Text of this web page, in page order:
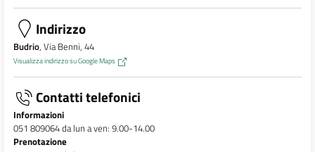
Indirizzo
Budrio, Via Benni, 44
Visualizza indirizzo su Google Maps
Contatti telefonici
Informazioni
051 809064 da lun a ven: 9.00-14.00
Prenotazione